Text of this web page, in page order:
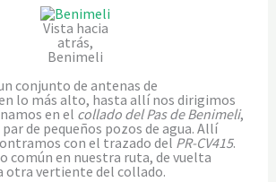
Vista hacia
atrás,
Benimeli
conjunto de antenas de
lo más alto, hasta allí nos dirigimos
en el collado del Pas de Benimeli,
de pequeños pozos de agua. Allí
con el trazado del PR-CV415.
común en nuestra ruta, de vuelta
otra vertiente del collado.